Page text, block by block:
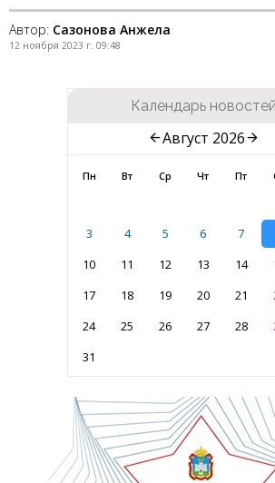
Автор: Сазонова Анжела
12 ноября 2023 г. 09:48
Календарь новостей
Август 2026
Пн Вт Ср Чт Пт
3
4 5 6 7
10
11 12 13 14
17
18 19 20 21
24
25 26 27 28
31